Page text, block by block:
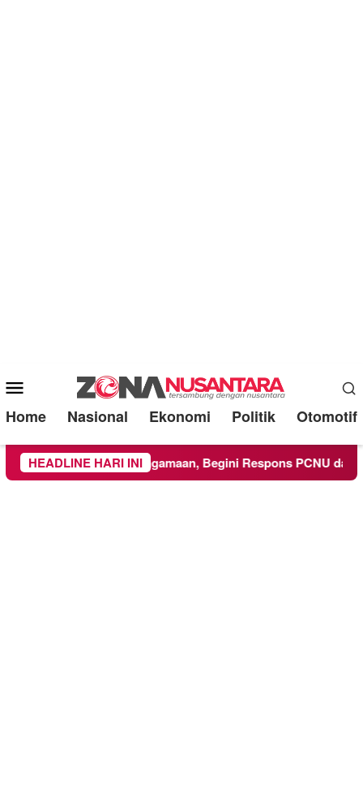
Mobile
Menu
Home Nasional Ekonomi Politik Otomotif
HEADLINE HARI INI
Keagamaan, Begini Respons PCNU dan Kampus